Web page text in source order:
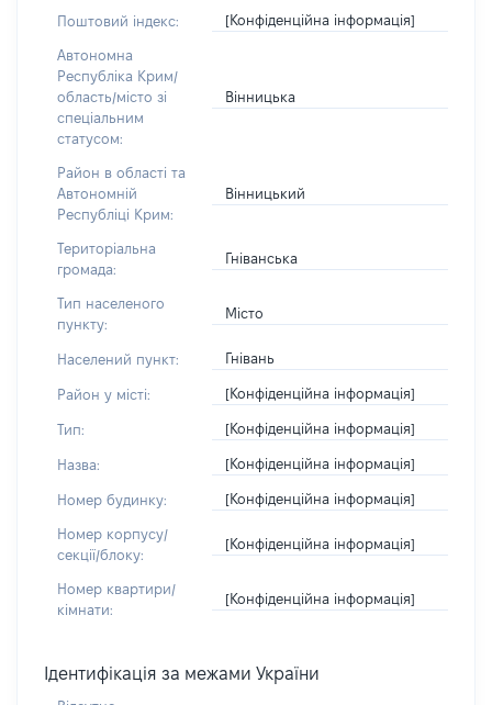
Поштовий індекс: [Конфіденційна інформація]
Автономна
Республіка Крим/
область/місто зі
спеціальним
статусом:
Вінницька
Район в області та
Автономній
Республіці Крим:
Вінницький
Територіальна
громада:
Гніванська
Тип населеного
пункту:
Місто
Населений пункт: Гнівань
Район у місті: [Конфіденційна інформація]
Тип: [Конфіденційна інформація]
Назва: [Конфіденційна інформація]
Номер будинку: [Конфіденційна інформація]
Номер корпусу/
секції/блоку:
[Конфіденційна інформація]
Номер квартири/
кімнати:
[Конфіденційна інформація]
Ідентифікація за межами України